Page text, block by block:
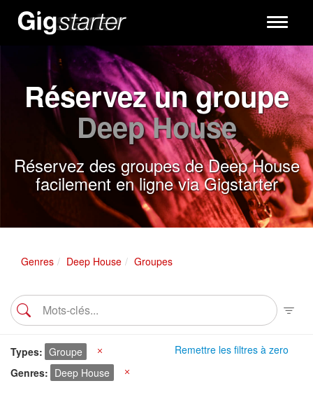
Toggle
Réservez un groupe
Deep House
Réservez des groupes de Deep House
facilement en ligne via Gigstarter
Genres Deep House Groupes
Remettre les filtres à zero
Types Groupe
Genres
Deep House